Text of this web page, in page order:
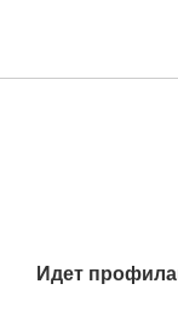
Идет